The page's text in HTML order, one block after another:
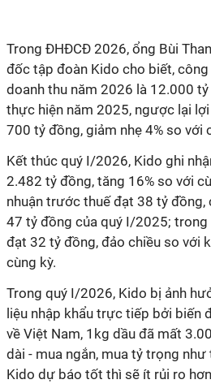
Trong ĐHĐCĐ 2026, ổng Bùi
đốc tập đoàn Kido cho biết,
doanh thu năm 2026 là 12.000
thực hiện năm 2025, ngược lại
700 tỷ đồng, giảm nhẹ 4% so với
Kết thúc quý I/2026, Kido ghi
2.482 tỷ đồng, tăng 16% so với
nhuận trước thuế đạt 38 tỷ
47 tỷ đồng của quý I/2025; trong
đạt 32 tỷ đồng, đảo chiều so với
cùng kỳ.
Trong quý I/2026, Kido bị ảnh
liệu nhập khẩu trực tiếp bởi biến
về Việt Nam, 1kg dầu đã mất
dài - mua ngắn, mua tỷ trọng như
Kido dự báo tốt thì sẽ ít rủi ro